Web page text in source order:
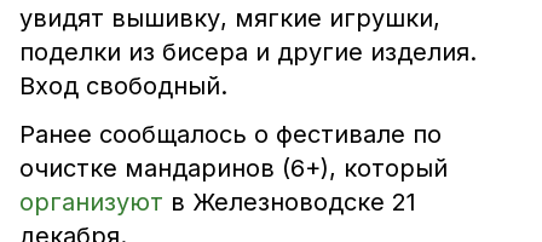
увидят вышивку, мягкие игрушки,
поделки из бисера и другие изделия.
Вход свободный.
Ранее сообщалось о фестивале по
очистке мандаринов (6+), который
организуют в Железноводске 21
декабря.